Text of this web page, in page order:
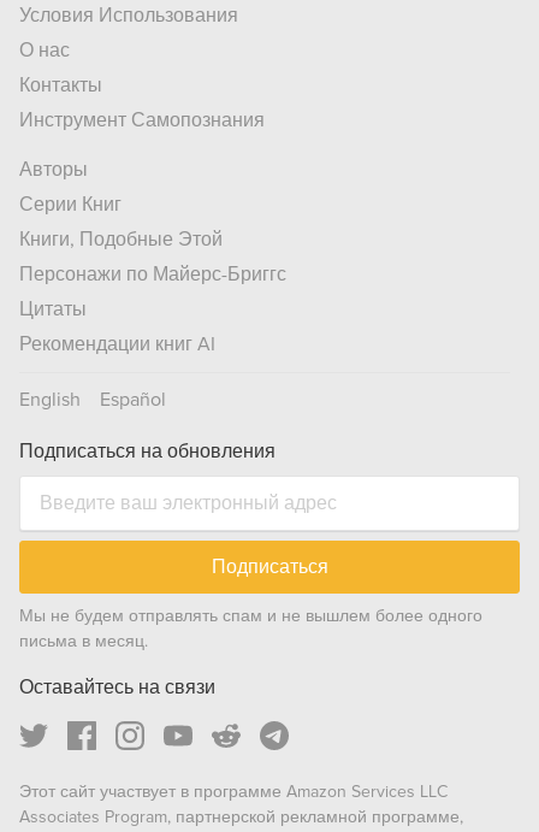
Условия Использования
О нас
Контакты
Инструмент Самопознания
Авторы
Серии Книг
Книги, Подобные Этой
Персонажи по Майерс-Бриггс
Цитаты
Рекомендации книг AI
English Español
Подписаться на обновления
Подписаться
Мы не будем отправлять спам и не вышлем более одного
письма в месяц.
Оставайтесь на связи
Этот сайт участвует в программе Amazon Services LLC
Associates Program, партнерской рекламной программе,